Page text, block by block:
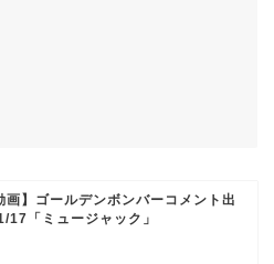
画】ゴールデンボンバーコメント出
17「ミュージャック」